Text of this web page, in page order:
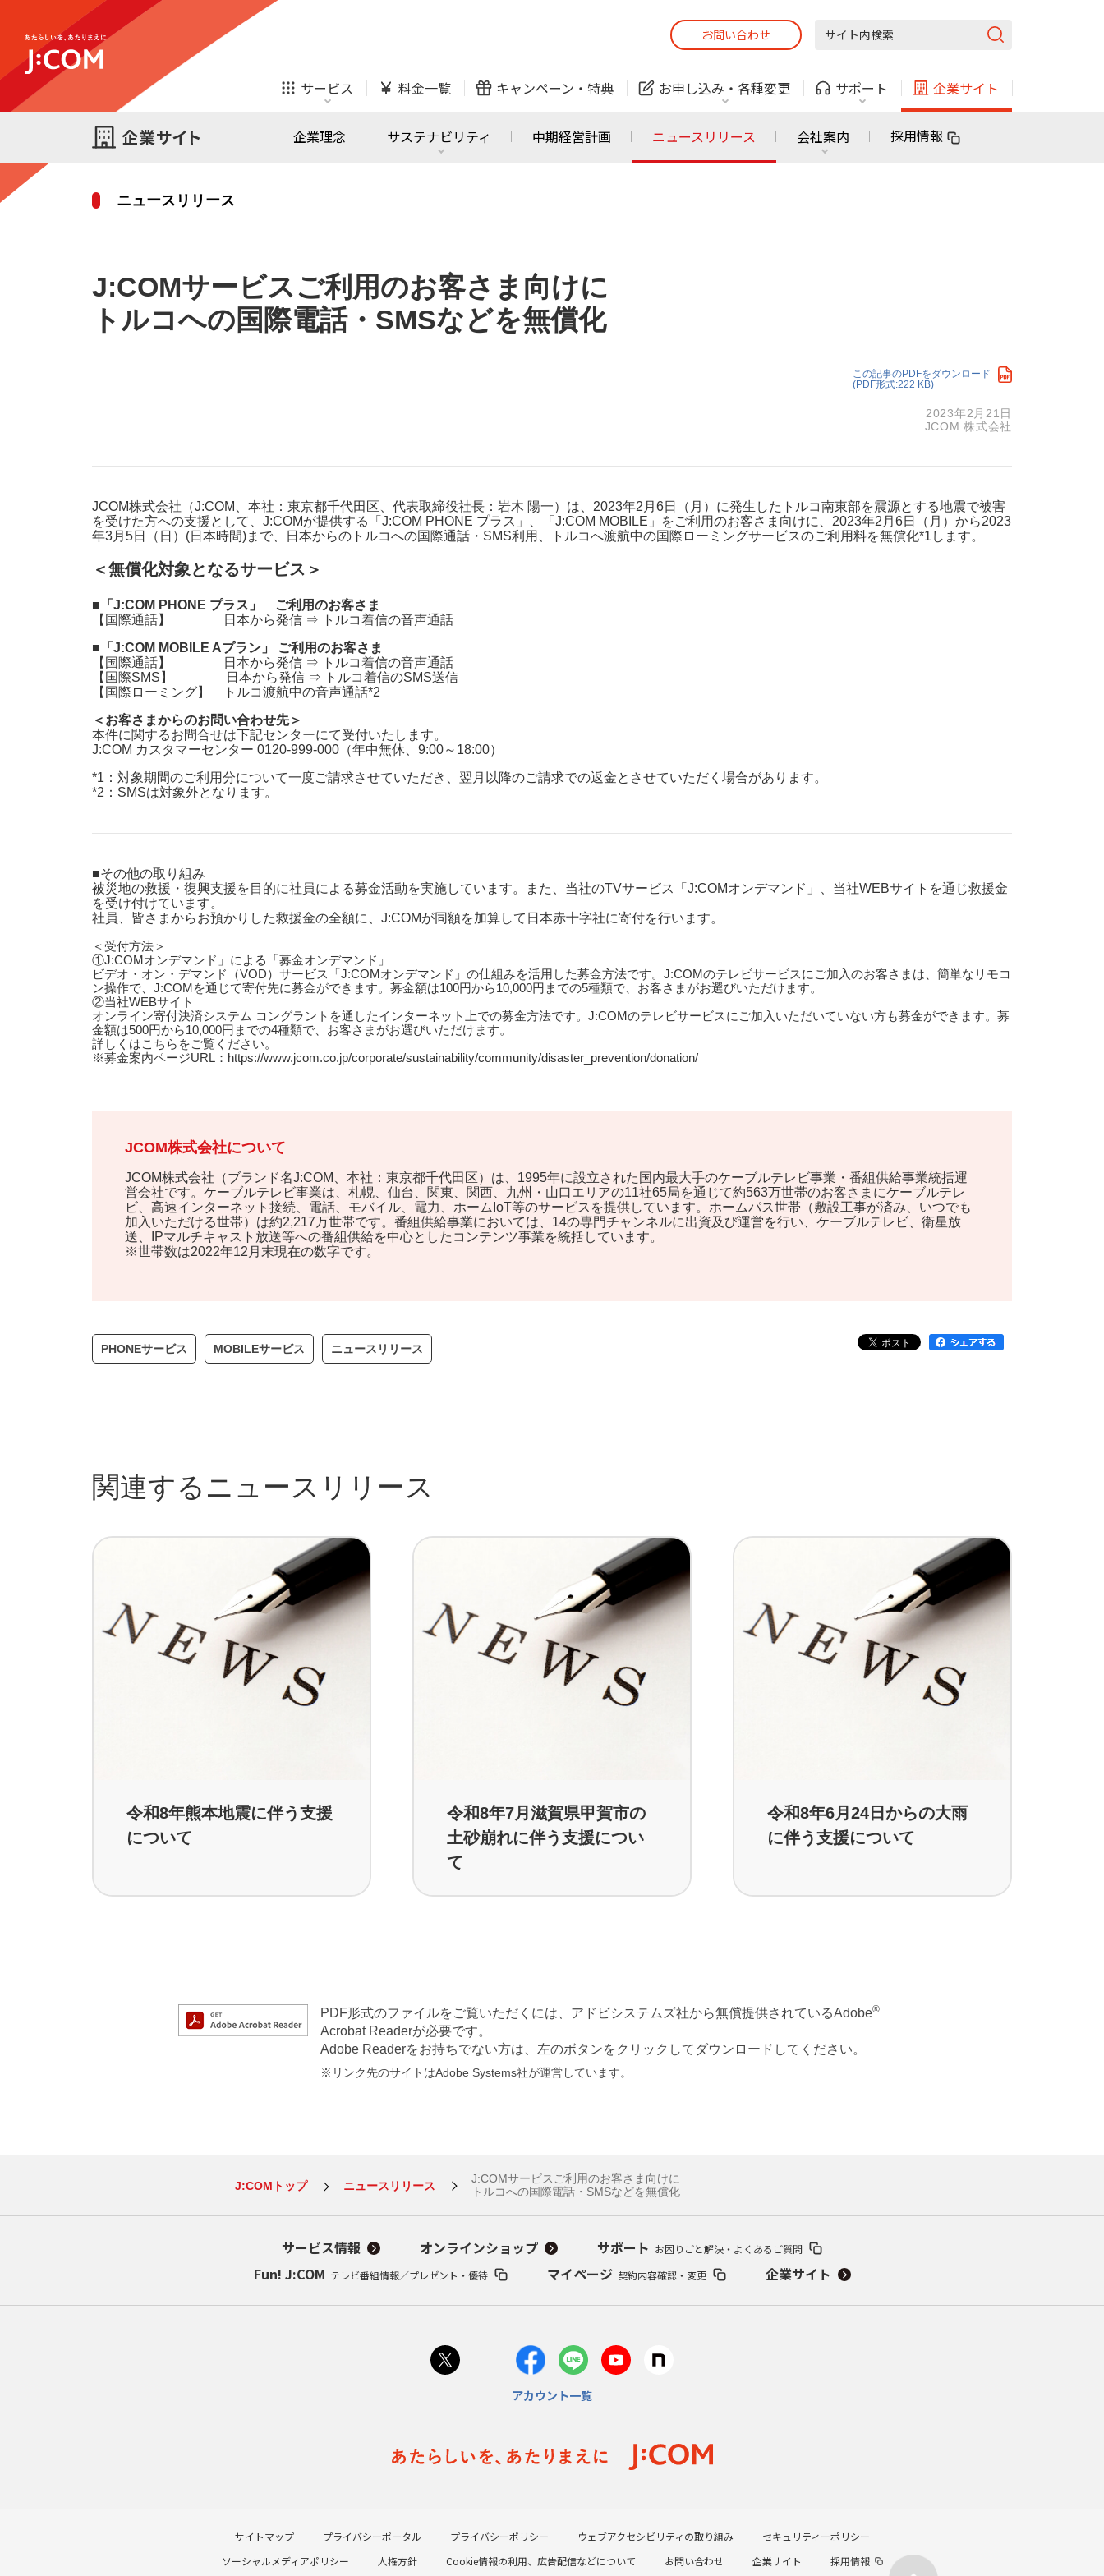
お問い合わせ
サービス 料金一覧 キャンペーン・ 特典 お申し込み・ 各種変更 サポート 企業サイト
ほけん ローン 防犯カメラ オンライン診療
お申し込み サービスの追加・変更
ほけん オンライン
診療 ホームIoT 防犯カメラ
引越し・建替え
テレビ でんき 固定電話
ほけん ローン 防犯カメラ
法人・自治体向けサービス
企業理念 サステナビリティ 中期経営計画 ニュースリリース 会社案内 採用情報
ニュースリリース
J:COMサービスご利用のお客さま向けに
トルコへの国際電話・SMSなどを無償化
この記事のPDFをダウンロード
(PDF形式:222 KB)
2023年2月21日
JCOM 株式会社
JCOM株式会社（J:COM、本社：東京都千代田区、代表取締役社長：岩木 陽一）は、2023年2月6日（月）に発生したトルコ南東部を震源とする地震で被害
を受けた方への支援として、J:COMが提供する「J:COM PHONE プラス」、「J:COM MOBILE」をご利用のお客さま向けに、2023年2月6日（月）から2023
年3月5日（日）(日本時間)まで、日本からのトルコへの国際通話・SMS利用、トルコへ渡航中の国際ローミングサービスのご利用料を無償化*1します。
＜無償化対象となるサービス＞
■「J:COM PHONE プラス」 ご利用のお客さま
【国際通話】 日本から発信 ⇒ トルコ着信の音声通話
■「J:COM MOBILE Aプラン」 ご利用のお客さま
【国際通話】 日本から発信 ⇒ トルコ着信の音声通話
【国際SMS】 日本から発信 ⇒ トルコ着信のSMS送信
【国際ローミング】 トルコ渡航中の音声通話*2
＜お客さまからのお問い合わせ先＞
本件に関するお問合せは下記センターにて受付いたします。
J:COM カスタマーセンター 0120-999-000（年中無休、9:00～18:00）
*1：対象期間のご利用分について一度ご請求させていただき、翌月以降のご請求での返金とさせていただく場合があります。
*2：SMSは対象外となります。
■その他の取り組み
被災地の救援・復興支援を目的に社員による募金活動を実施しています。また、当社のTVサービス「J:COMオンデマンド」、当社WEBサイトを通じ救援金
を受け付けています。
社員、皆さまからお預かりした救援金の全額に、J:COMが同額を加算して日本赤十字社に寄付を行います。
＜受付方法＞
①J:COMオンデマンド」による「募金オンデマンド」
ビデオ・オン・デマンド（VOD）サービス「J:COMオンデマンド」の仕組みを活用した募金方法です。J:COMのテレビサービスにご加入のお客さまは、簡単なリモコ
ン操作で、J:COMを通じて寄付先に募金ができます。募金額は100円から10,000円までの5種類で、お客さまがお選びいただけます。
②当社WEBサイト
オンライン寄付決済システム コングラントを通したインターネット上での募金方法です。J:COMのテレビサービスにご加入いただいていない方も募金ができます。募
金額は500円から10,000円までの4種類で、お客さまがお選びいただけます。
詳しくはこちらをご覧ください。
※募金案内ページURL：https://www.jcom.co.jp/corporate/sustainability/community/disaster_prevention/donation/
JCOM株式会社について
JCOM株式会社（ブランド名J:COM、本社：東京都千代田区）は、1995年に設立された国内最大手のケーブルテレビ事業・番組供給事業統括運
営会社です。ケーブルテレビ事業は、札幌、仙台、関東、関西、九州・山口エリアの11社65局を通じて約563万世帯のお客さまにケーブルテレ
ビ、高速インターネット接続、電話、モバイル、電力、ホームIoT等のサービスを提供しています。ホームパス世帯（敷設工事が済み、いつでも
加入いただける世帯）は約2,217万世帯です。番組供給事業においては、14の専門チャンネルに出資及び運営を行い、ケーブルテレビ、衛星放
送、IPマルチキャスト放送等への番組供給を中心としたコンテンツ事業を統括しています。
※世帯数は2022年12月末現在の数字です。
PHONEサービス MOBILEサービス ニュースリリース
関連するニュースリリース
令和8年熊本地震に伴う支援
について
令和8年7月滋賀県甲賀市の
土砂崩れに伴う支援につい
て
令和8年6月24日からの大雨
に伴う支援について
PDF形式のファイルをご覧いただくには、アドビシステムズ社から無償提供されているAdobe®
Acrobat Readerが必要です。
Adobe Readerをお持ちでない方は、左のボタンをクリックしてダウンロードしてください。
※リンク先のサイトはAdobe Systems社が運営しています。
J:COMトップ ニュースリリース
J:COMサービスご利用のお客さま向けに
トルコへの国際電話・SMSなどを無償化
サービス情報 オンラインショップ サポート お困りごと解決・よくあるご質問
Fun! J:COM テレビ番組情報／プレゼント・優待 マイページ 契約内容確認・変更 企業サイト
アカウント一覧
サイトマップ プライバシーポータル プライバシーポリシー ウェブアクセシビリティの取り組み
セキュリティーポリシー
ソーシャルメディアポリシー
人権方針 Cookie情報の利用、広告配信などについて お問い合わせ 企業サイト 採用情報